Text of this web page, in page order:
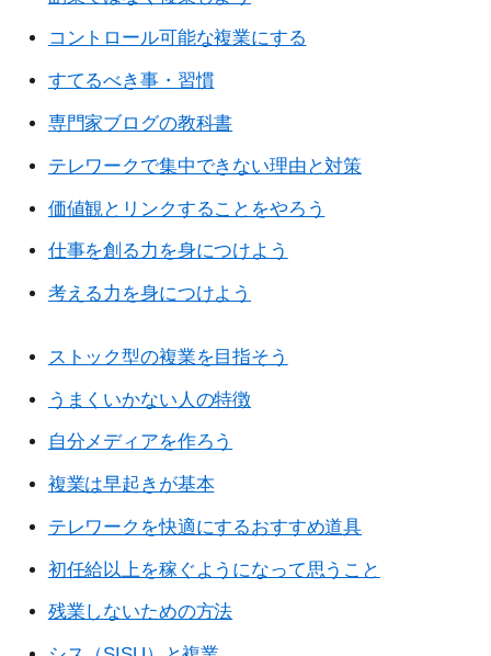
コントロール可能な複業にする
すてるべき事・習慣
専門家ブログの教科書
テレワークで集中できない理由と対策
価値観とリンクすることをやろう
仕事を創る力を身につけよう
考える力を身につけよう
ストック型の複業を目指そう
うまくいかない人の特徴
自分メディアを作ろう
複業は早起きが基本
テレワークを快適にするおすすめ道具
初任給以上を稼ぐようになって思うこと
残業しないための方法